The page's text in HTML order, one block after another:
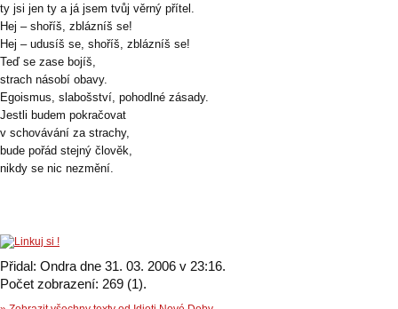
ty jsi jen ty a já jsem tvůj věrný přítel.
Hej – shoříš, zblázníš se!
Hej – udusíš se, shoříš, zblázníš se!
Teď se zase bojíš,
strach násobí obavy.
Egoismus, slabošství, pohodlné zásady.
Jestli budem pokračovat
v schovávání za strachy,
bude pořád stejný člověk,
nikdy se nic nezmění.
Přidal: Ondra dne 31. 03. 2006 v 23:16.
Počet zobrazení: 269 (1).